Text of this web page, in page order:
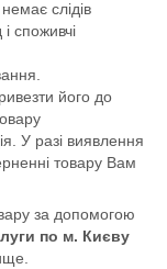
слідів
споживчі
його до
У разі виявлення
товару Вам
за допомогою
по м. Києву